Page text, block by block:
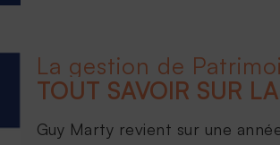
La gestion de
Guy Marty revient sur une